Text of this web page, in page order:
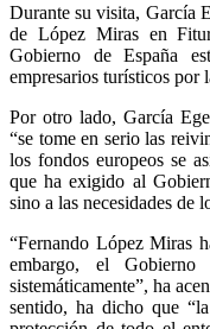
Durante su visita, García
de López Miras en
Gobierno de España
empresarios turísticos por
Por otro lado, García
“se tome en serio las
los fondos europeos se
que ha exigido al
sino a las necesidades de
“Fernando López Miras
embargo, el
sistemáticamente”, ha
sentido, ha dicho que